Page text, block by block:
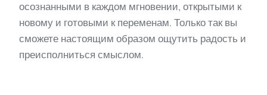
осознанными в каждом мгновении, открытыми к
новому и готовыми к переменам. Только так вы
сможете настоящим образом ощутить радость и
преисполниться смыслом.